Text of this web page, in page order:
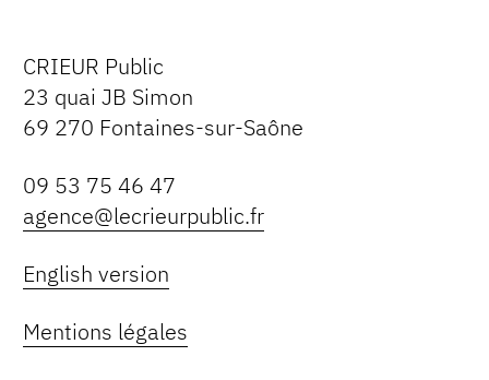
CRIEUR Public
23 quai JB Simon
69 270 Fontaines-sur-Saône
09 53 75 46 47
agence@lecrieurpublic.fr
English version
Mentions légales